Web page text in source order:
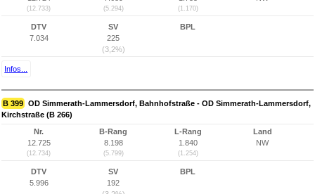
(12.733) (5.294) (1.170)
DTV
7.034
SV
225
(3,2%)
BPL
Infos...
B 399 OD Simmerath-Lammersdorf, Bahnhofstraße - OD Simmerath-Lammersdorf,
Kirchstraße (B 266)
Nr.
12.725
(12.734)
B-Rang
8.198
(5.799)
L-Rang
1.840
(1.254)
Land
NW
DTV
5.996
SV
192
BPL